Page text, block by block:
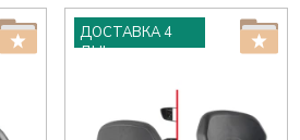
ДОСТАВКА 4
ДНІ